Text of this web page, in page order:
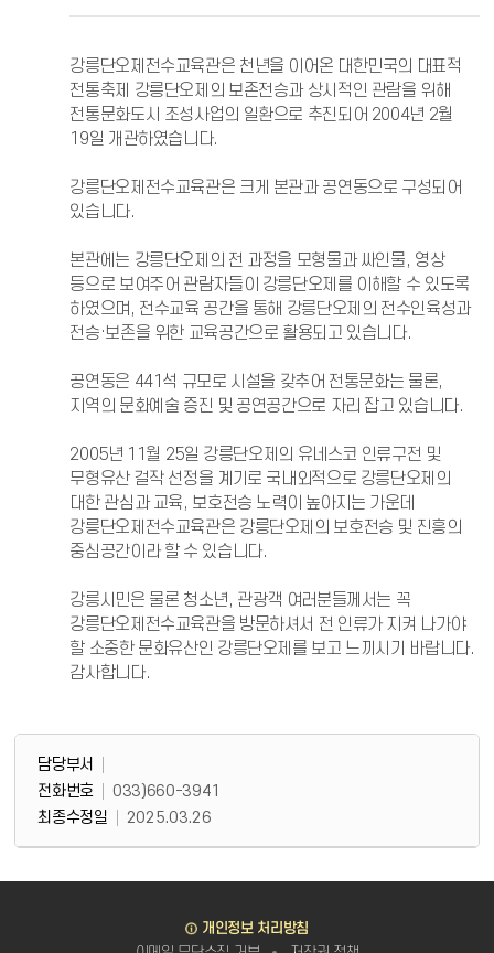
강릉단오제전수교육관은 천년을 이어온 대한민국의 대표적
전통축제 강릉단오제의 보존전승과 상시적인 관람을 위해
전통문화도시 조성사업의 일환으로 추진되어 2004년 2월
19일 개관하였습니다.
강릉단오제전수교육관은 크게 본관과 공연동으로 구성되어
있습니다.
본관에는 강릉단오제의 전 과정을 모형물과 싸인물, 영상
등으로 보여주어 관람자들이 강릉단오제를 이해할 수 있도록
하였으며, 전수교육 공간을 통해 강릉단오제의 전수인육성과
전승·보존을 위한 교육공간으로 활용되고 있습니다.
공연동은 441석 규모로 시설을 갖추어 전통문화는 물론,
지역의 문화예술 증진 및 공연공간으로 자리 잡고 있습니다.
2005년 11월 25일 강릉단오제의 유네스코 인류구전 및
무형유산 걸작 선정을 계기로 국내외적으로 강릉단오제의
대한 관심과 교육, 보호전승 노력이 높아지는 가운데
강릉단오제전수교육관은 강릉단오제의 보호전승 및 진흥의
중심공간이라 할 수 있습니다.
강릉시민은 물론 청소년, 관광객 여러분들께서는 꼭
강릉단오제전수교육관을 방문하셔서 전 인류가 지켜 나가야
할 소중한 문화유산인 강릉단오제를 보고 느끼시기 바랍니다.
감사합니다.
담당부서 정보 담당부서 정보
담당부서
전화번호
033)660-3941
최종수정일
2025.03.26
개인정보 처리방침